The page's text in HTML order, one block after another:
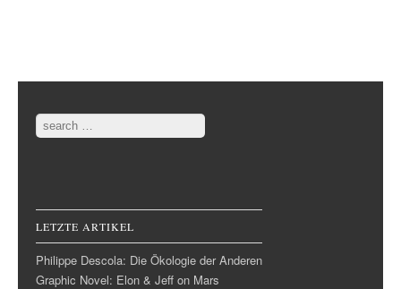
Post navigation
Search
LETZTE ARTIKEL
Philippe Descola: Die Ökologie der Anderen
Graphic Novel: Elon & Jeff on Mars